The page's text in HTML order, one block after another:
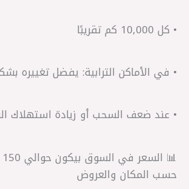
• كل 10,000 كم تقريبًا
• في الأماكن الترابية: يفضل تغييره
• عند ضعف السحب أو زيادة استهلاك
حسب المكان والعروض